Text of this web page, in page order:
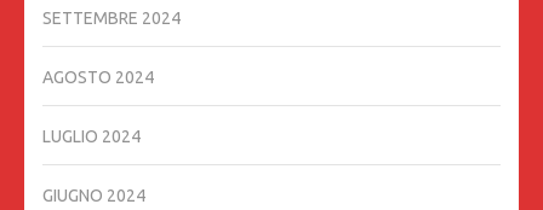
SETTEMBRE 2024
AGOSTO 2024
LUGLIO 2024
GIUGNO 2024